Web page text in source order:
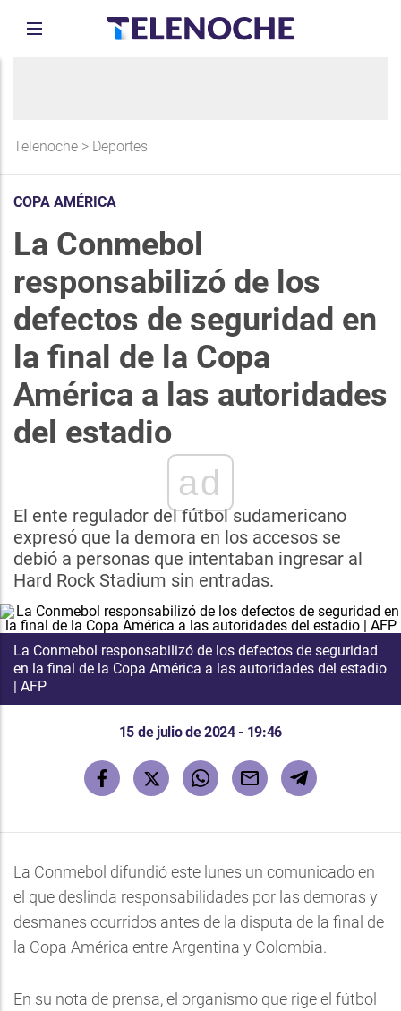
Telenoche > Deportes
COPA AMÉRICA
La Conmebol
responsabilizó de los
defectos de seguridad en
la final de la Copa
América a las autoridades
del estadio
ad
El ente regulador del fútbol sudamericano
expresó que la demora en los accesos se
debió a personas que intentaban ingresar al
Hard Rock Stadium sin entradas.
La Conmebol responsabilizó de los defectos de seguridad
en la final de la Copa América a las autoridades del estadio
| AFP
15 de julio de 2024 - 19:46
La Conmebol difundió este lunes un comunicado en
el que deslinda responsabilidades por las demoras y
desmanes ocurridos antes de la disputa de la final de
la Copa América entre Argentina y Colombia.
En su nota de prensa, el organismo que rige el fútbol